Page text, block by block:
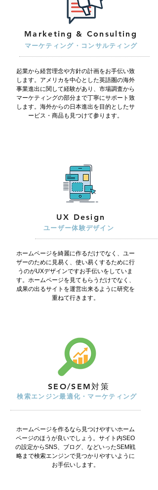
Marketing & Consulting
マーケティング・コンサルティング
起業から経営理念や方針の計画をお手伝い致
します。アメリカを中心とした英語圏の海外
事業進出に関して経験があり、市場調査から
マーケティングの部分まで丁寧にサポート致
します。海外からの日本進出を目的としたサ
ービス・商品も見つけて参ります。
UX Design
ユーザー体験デザイン
ホームページを綺麗に作るだけでなく、ユー
ザーのために見易く、使い易くするために行
うのがUXデザインですお手伝いをしていま
す。ホームページを見てもらうだけでなく、
成果の出るサイトを運営出来るように研究を
重ねて行きます。
SEO/SEM対策
検索エンジン最適化・マーケティング
ホームページを作るなら見つけやすいホーム
ページのほうが良いでしょう。サイト内SEO
の設定からSNS、ブログ、などいったSEM戦
略まで検索エンジンで見つかりやすいように
お手伝いします。